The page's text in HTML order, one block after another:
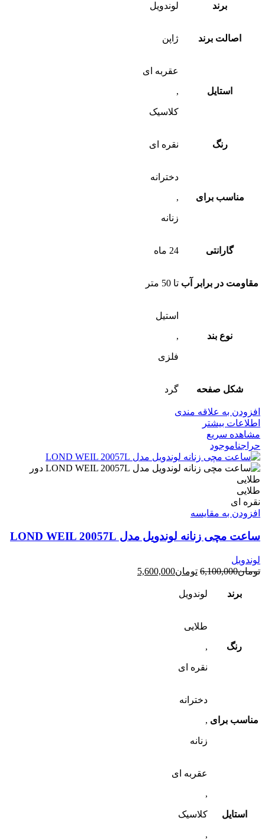
برند لوندویل
اصالت برند ژاپن
استایل
عقربه ای
,
کلاسیک
رنگ نقره ای
مناسب برای
دخترانه
,
زنانه
گارانتی 24 ماه
مقاومت در برابر آب تا 50 متر
نوع بند
استیل
,
فلزی
شکل صفحه گرد
افزودن به علاقه مندی
اطلاعات بیشتر
مشاهده سریع
حراجناموجود
طلایی
نقره ای
افزودن به مقایسه
ساعت مچی زنانه لوندویل مدل LOND WEIL 20057L
لوندویل
تومان6,100,000 تومان5,600,000
برند لوندویل
رنگ
طلایی
,
نقره ای
مناسب برای
دخترانه
,
زنانه
استایل
عقربه ای
,
کلاسیک
,